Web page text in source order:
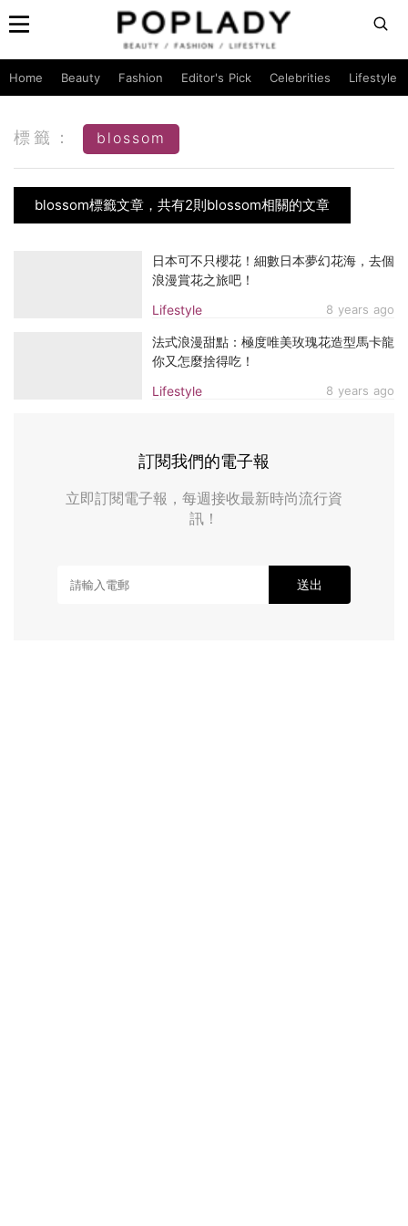
Home Beauty Fashion Editor's Pick Celebrities Lifestyle
標籤： blossom
blossom標籤文章，共有2則blossom相關的文章
Lifestyle 8 years ago
日本可不只櫻花！細數日本夢幻花海，去個
浪漫賞花之旅吧！
Lifestyle 8 years ago
法式浪漫甜點：極度唯美玫瑰花造型馬卡龍
你又怎麼捨得吃！
訂閱我們的電子報
立即訂閱電子報，每週接收最新時尚流行資
訊！
送出